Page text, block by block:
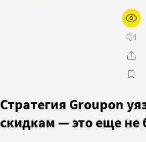
Стратегия Groupon
скидкам — это еще не